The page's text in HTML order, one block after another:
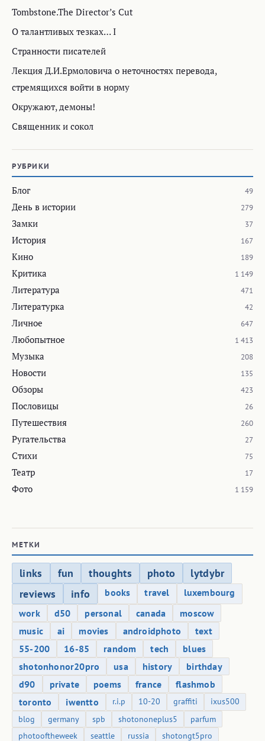
Tombstone.The Director’s Cut
О талантливых тезках… I
Странности писателей
Лекция Д.И.Ермоловича о неточностях перевода,
стремящихся войти в норму
Окружают, демоны!
Священник и сокол
РУБРИКИ
Блог 49
День в истории 279
Замки 37
История 167
Кино 189
Критика 1 149
Литература 471
Литературка 42
Личное 647
Любопытное 1 413
Музыка 208
Новости 135
Обзоры 423
Пословицы 26
Путешествия 260
Ругательства 27
Стихи 75
Театр 17
Фото 1 159
МЕТКИ
links fun thoughts photo
lytdybr
reviews
info books travel
luxembourg
work
d50 personal canada
moscow
music
ai movies androidphoto
text
55-200
16-85 random tech
blues
shotonhonor20pro
usa history
birthday
d90
private poems france
flashmob
toronto
iwentto r.i.p 10-20 graffiti
ixus500
blog
germany spb shotononeplus5
parfum
photooftheweek
seattle russia
shotongt5pro